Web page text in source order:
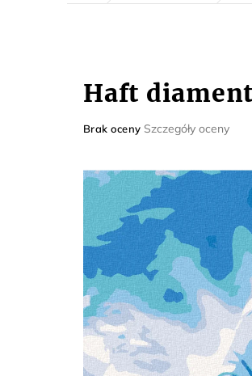
Haft
Średnia
wynosi
0,0
gwiazdek.
Brak oceny Szczegóły oceny